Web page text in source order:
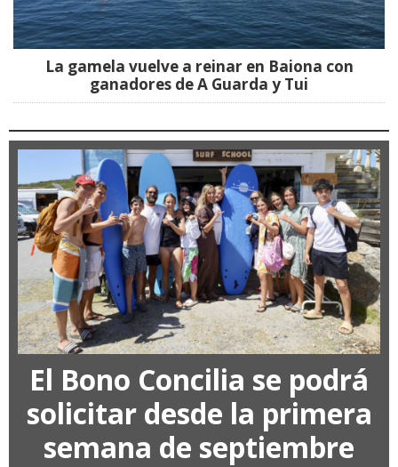
La gamela vuelve a reinar en Baiona con
ganadores de A Guarda y Tui
El Bono Concilia se podrá
solicitar desde la primera
semana de septiembre